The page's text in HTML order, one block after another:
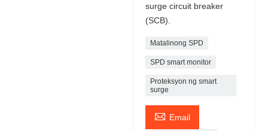
surge circuit breaker
(SCB).
Matalinong SPD
SPD smart monitor
Proteksyon ng smart
surge
 Email